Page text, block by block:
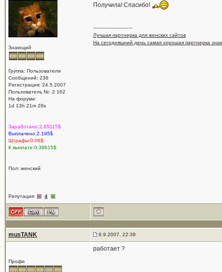
Знающий
Группа: Пользователи
Сообщений: 236
Регистрация: 24.5.2007
Пользователь №: 2 162
На форуме:
1d 13h 21m 28s
Заработано:2.65115$
Выплачено:2.195$
Штрафы:0.06$
К выплате:0.39615$
Пол: женский
Репутация: 4
Получила! Спасибо!
--------------------
Лучшая партнерка для женских сайтов
На сегодняшний день самая хорошая партнерка
musTANK 8.9.2007, 22:39
Профи
работает ?